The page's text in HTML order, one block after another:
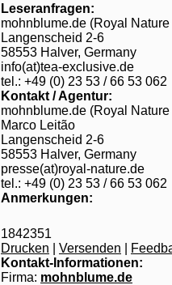
Leseranfragen:
mohnblume.de (Royal
Langenscheid 2-6
58553 Halver, Germany
info(at)tea-exclusive.de
tel.: +49 (0) 23 53 / 66 53 062
Kontakt / Agentur:
mohnblume.de (Royal
Marco Leitão
Langenscheid 2-6
58553 Halver, Germany
presse(at)royal-nature.de
tel.: +49 (0) 23 53 / 66 53 062
Anmerkungen:
1842351
Drucken
Versenden
Kontakt-Informationen:
Firma: mohnblume.de